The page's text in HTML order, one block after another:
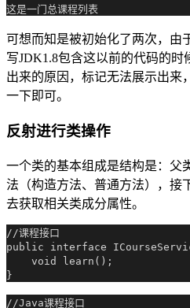
可想而知是被初始化了两次，由
写JDK1.8包含这以前的代码的时
出来的原因，标记无法展示出来
一下即可。
反射进行类操作
一个类的基本组成是结构是：父
法（构造方法、普通方法），接
去获取相关类成分属性。
//课程接口
public interface
    void learn();
//Java课程接口